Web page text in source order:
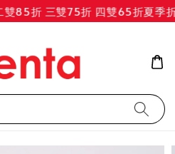
85折 三雙75折 四雙65折夏季折